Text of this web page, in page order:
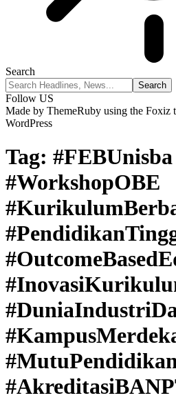
Search
Follow US
Made by ThemeRuby using the Foxiz
WordPress
Tag: #FEBUnisba
#WorkshopOBE